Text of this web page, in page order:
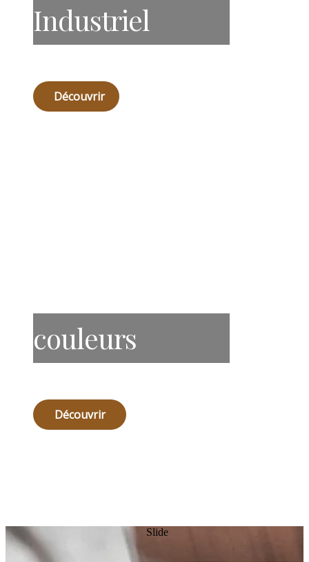
Industriel
Découvrir
couleurs
Découvrir
Slide